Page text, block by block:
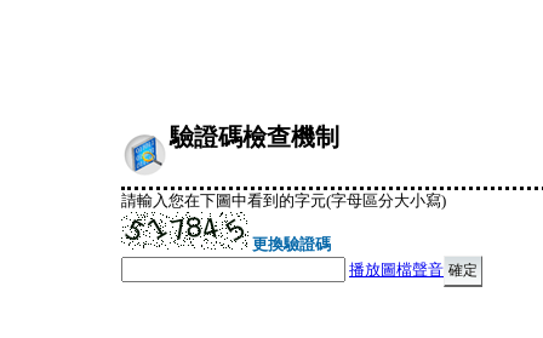
驗證碼檢查機制
請輸入您在下圖中看到的字元(字母區分大小寫)
更換驗證碼
播放圖檔聲音